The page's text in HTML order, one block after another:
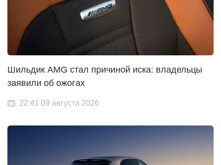
Шильдик AMG стал причиной иска: владельцы
заявили об ожогах
22:41 09 августа 2026